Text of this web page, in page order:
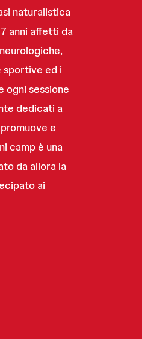
naturalistica
anni affetti da
sportive ed i
ogni sessione
dedicati a
e
camp è una
da allora la
ai